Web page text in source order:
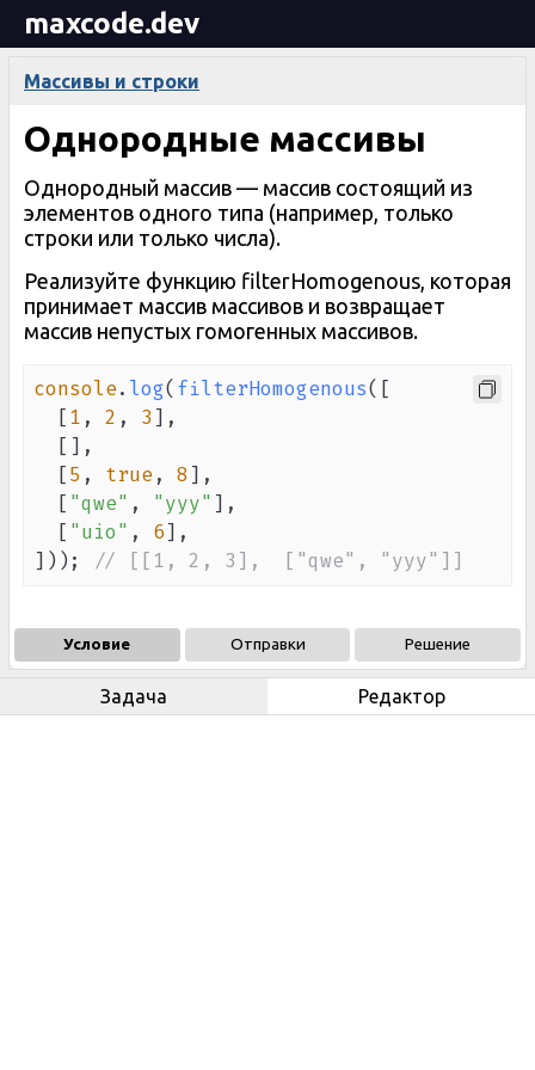
maxcode.dev
Массивы и строки
Однородные массивы
Однородный массив — массив состоящий из
элементов одного типа (например, только
строки или только числа).
Реализуйте функцию filterHomogenous, которая
принимает массив массивов и возвращает
массив непустых гомогенных массивов.
console. log(filterHomogenous( [
[1 , 2 , 3] ,
[ ] ,
[5 , true, 8 ] ,
[ "qwe" , "yyy" ] ,
[ "uio" , 6] ,
] ) ) ; // [[1, 2, 3],  ["qwe", "yyy"]]
Условие Отправки Решение
Задача Редактор